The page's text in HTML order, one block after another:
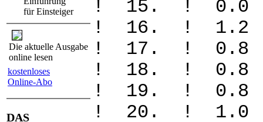
für Einsteiger
Die aktuelle Ausgabe
online lesen
kostenloses
Online-Abo
DAS
! 15. !
! 16. !
! 17. !
! 18. !
! 19. !
! 20. !